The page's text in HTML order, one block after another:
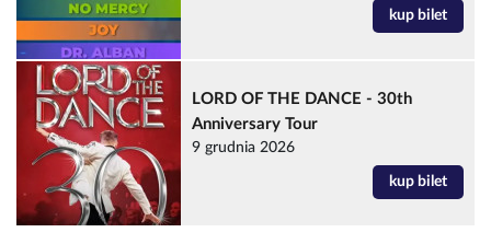
kup bilet
LORD OF THE DANCE - 30th
Anniversary Tour
9 grudnia 2026
kup bilet